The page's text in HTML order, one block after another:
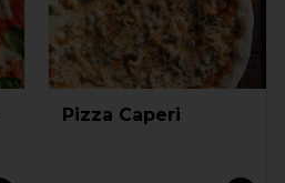
Pizza Caperi